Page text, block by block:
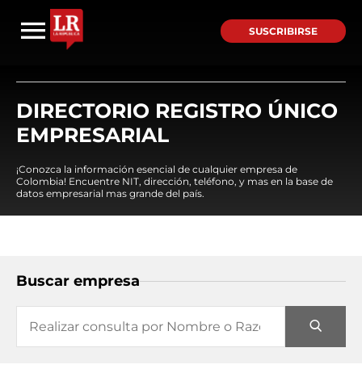
SUSCRIBIRSE
DIRECTORIO REGISTRO ÚNICO
EMPRESARIAL
¡Conozca la información esencial de cualquier empresa de
Colombia! Encuentre NIT, dirección, teléfono, y mas en la base de
datos empresarial mas grande del país.
Buscar empresa